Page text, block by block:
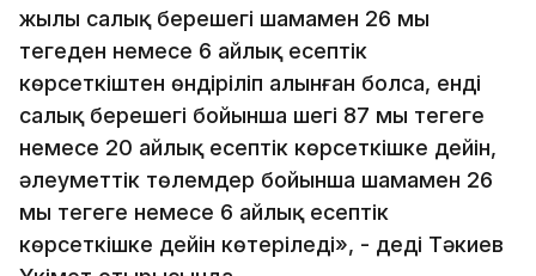
жылы салық берешегі шамамен 26 мың
теңгеден немесе 6 айлық есептік
көрсеткіштен өндіріліп алынған болса, енді
салық берешегі бойынша шегі 87 мың теңгеге
немесе 20 айлық есептік көрсеткішке дейін,
әлеуметтік төлемдер бойынша шамамен 26
мың теңгеге немесе 6 айлық есептік
көрсеткішке дейін көтеріледі», - деді Тәкиев